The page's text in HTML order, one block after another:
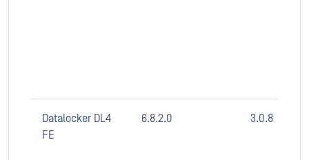
Datalocker DL4
FE
6.8.2.0 3.0.8